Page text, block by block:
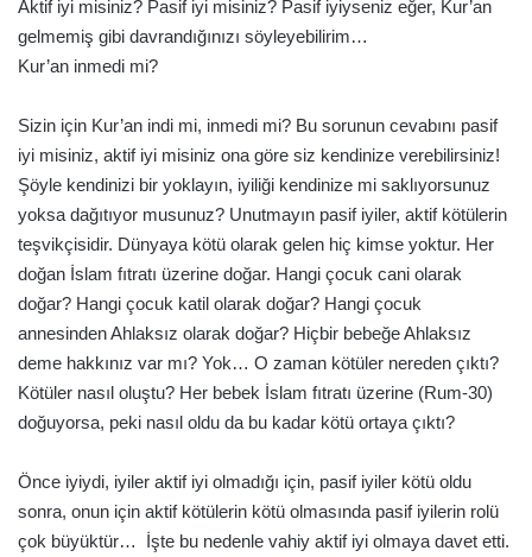
Aktif iyi misiniz? Pasif iyi misiniz? Pasif iyiyseniz eğer, Kur’an
gelmemiş gibi davrandığınızı söyleyebilirim…
Kur’an inmedi mi?
Sizin için Kur’an indi mi, inmedi mi? Bu sorunun cevabını pasif
iyi misiniz, aktif iyi misiniz ona göre siz kendinize verebilirsiniz!
Şöyle kendinizi bir yoklayın, iyiliği kendinize mi saklıyorsunuz
yoksa dağıtıyor musunuz? Unutmayın pasif iyiler, aktif kötülerin
teşvikçisidir. Dünyaya kötü olarak gelen hiç kimse yoktur. Her
doğan İslam fıtratı üzerine doğar. Hangi çocuk cani olarak
doğar? Hangi çocuk katil olarak doğar? Hangi çocuk
annesinden Ahlaksız olarak doğar? Hiçbir bebeğe Ahlaksız
deme hakkınız var mı? Yok… O zaman kötüler nereden çıktı?
Kötüler nasıl oluştu? Her bebek İslam fıtratı üzerine (Rum-30)
doğuyorsa, peki nasıl oldu da bu kadar kötü ortaya çıktı?
Önce iyiydi, iyiler aktif iyi olmadığı için, pasif iyiler kötü oldu
sonra, onun için aktif kötülerin kötü olmasında pasif iyilerin rolü
çok büyüktür… İşte bu nedenle vahiy aktif iyi olmaya davet etti.